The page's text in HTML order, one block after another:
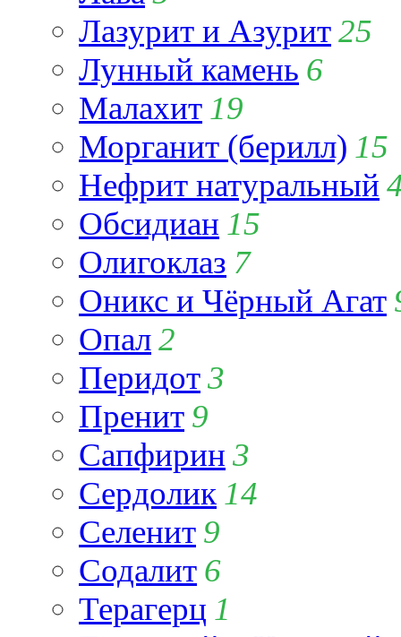
Лазурит и Азурит25
Лунный камень 6
Малахит 19
Морганит (берилл) 15
Нефрит натуральный
Обсидиан 15
Олигоклаз 7
Оникс и Чёрный Агат
Опал2
Перидот3
Пренит 9
Сапфирин 3
Сердолик 14
Селенит 9
Содалит 6
Терагерц 1